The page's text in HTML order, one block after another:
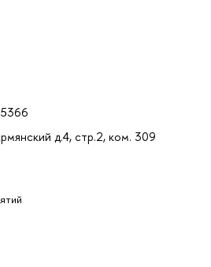
д.4, стр.2, ком. 309